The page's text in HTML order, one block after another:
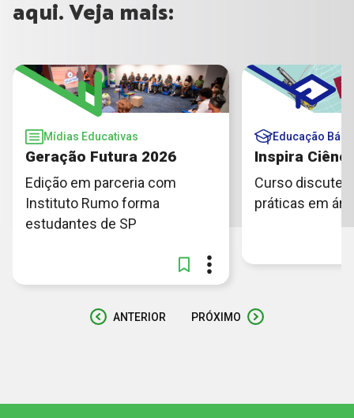
aqui. Veja mais:
Mídias Educativas
Geração Futura 2026
Edição em parceria com
Instituto Rumo forma
estudantes de SP
Educação
Inspira
Curso discute
práticas em
ANTERIOR PRÓXIMO